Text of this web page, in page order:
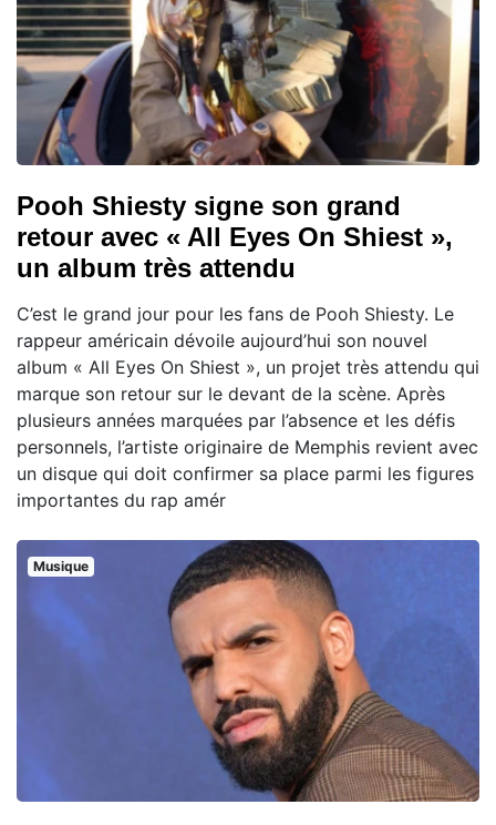
Pooh Shiesty signe son grand
retour avec « All Eyes On Shiest »,
un album très attendu
C’est le grand jour pour les fans de Pooh Shiesty. Le
rappeur américain dévoile aujourd’hui son nouvel
album « All Eyes On Shiest », un projet très attendu qui
marque son retour sur le devant de la scène. Après
plusieurs années marquées par l’absence et les défis
personnels, l’artiste originaire de Memphis revient avec
un disque qui doit confirmer sa place parmi les figures
importantes du rap amér
Musique